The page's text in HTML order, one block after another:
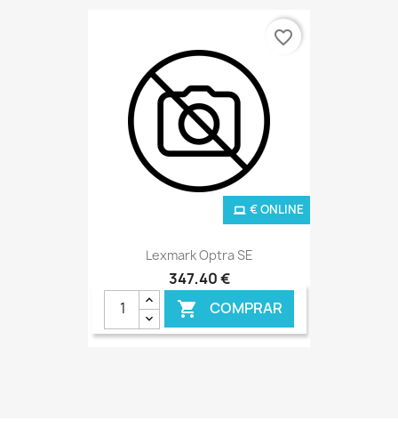
€ ONLINE
Lexmark Optra SE
347,40 €
 COMPRAR
€ ONLINE
favorite_border